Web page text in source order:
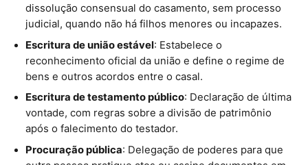
dissolução consensual do casamento, sem processo
judicial, quando não há filhos menores ou incapazes.
Escritura de união estável: Estabelece o
reconhecimento oficial da união e define o regime de
bens e outros acordos entre o casal.
Escritura de testamento público: Declaração de última
vontade, com regras sobre a divisão de patrimônio
após o falecimento do testador.
Procuração pública: Delegação de poderes para que